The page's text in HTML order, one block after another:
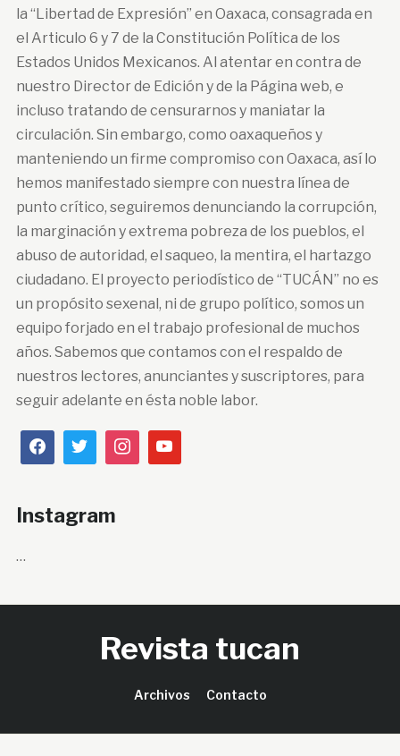
la “Libertad de Expresión” en Oaxaca, consagrada en
el Articulo 6 y 7 de la Constitución Política de los
Estados Unidos Mexicanos. Al atentar en contra de
nuestro Director de Edición y de la Página web, e
incluso tratando de censurarnos y maniatar la
circulación. Sin embargo, como oaxaqueños y
manteniendo un firme compromiso con Oaxaca, así lo
hemos manifestado siempre con nuestra línea de
punto crítico, seguiremos denunciando la corrupción,
la marginación y extrema pobreza de los pueblos, el
abuso de autoridad, el saqueo, la mentira, el hartazgo
ciudadano. El proyecto periodístico de “TUCÁN” no es
un propósito sexenal, ni de grupo político, somos un
equipo forjado en el trabajo profesional de muchos
años. Sabemos que contamos con el respaldo de
nuestros lectores, anunciantes y suscriptores, para
seguir adelante en ésta noble labor.
Instagram
…
Revista tucan
Archivos Contacto